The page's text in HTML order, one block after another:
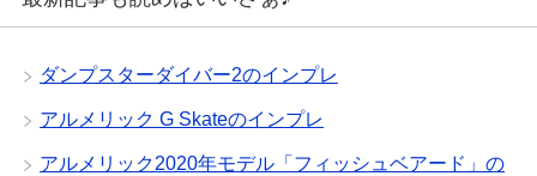
ダンプスターダイバー2のインプレ
アルメリック G Skateのインプレ
アルメリック2020年モデル「フィッシュベアード」の